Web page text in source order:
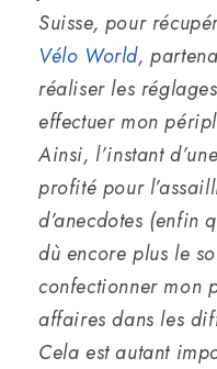
Suisse, pour
Vélo World,
réaliser les
effectuer mon
Ainsi, l’instant
profité pour
d’anecdotes (enfin
dù encore plus le
confectionner mon
affaires dans les
Cela est autant